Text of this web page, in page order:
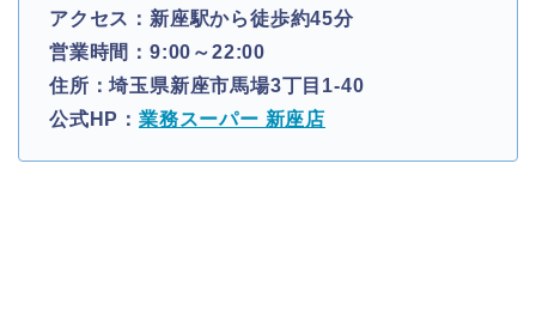
アクセス：新座駅から徒歩約45分
営業時間：9:00～22:00
住所：埼玉県新座市馬場3丁目1-40
公式HP： 業務スーパー 新座店